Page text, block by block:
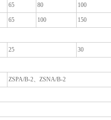
65 80 100
65 100 150
25 30
ZSPA/B-2、ZSNA/B-2